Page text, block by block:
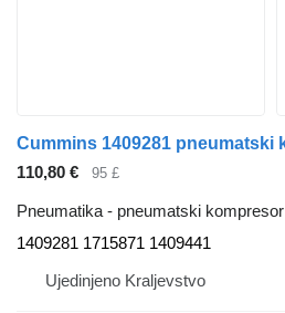
110,80 € 95 £
Pneumatika - pneumatski kompresor
1409281 1715871 1409441
Ujedinjeno Kraljevstvo